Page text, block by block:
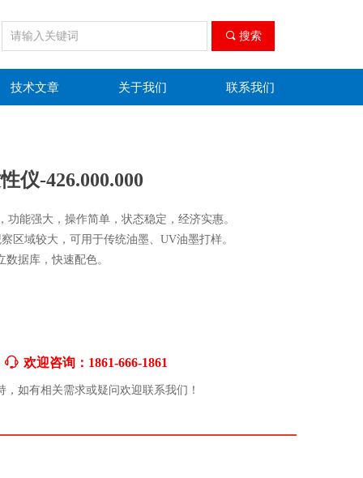
技术文章 关于我们 联系我们
끠 搜索
仪-426.000.000
功能强大，操作简单，状态稳定，经济实惠。
区域较大，可用于传统油墨、UV油墨打样。
据库，快速配色。
如有相关需求或疑问欢迎联系我们！
ꁱ 欢迎咨询：1861-666-1861